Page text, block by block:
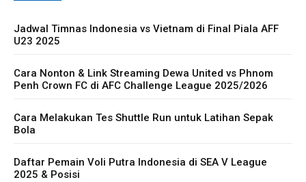
Jadwal Timnas Indonesia vs Vietnam di Final Piala AFF
U23 2025
Cara Nonton & Link Streaming Dewa United vs Phnom
Penh Crown FC di AFC Challenge League 2025/2026
Cara Melakukan Tes Shuttle Run untuk Latihan Sepak
Bola
Daftar Pemain Voli Putra Indonesia di SEA V League
2025 & Posisi